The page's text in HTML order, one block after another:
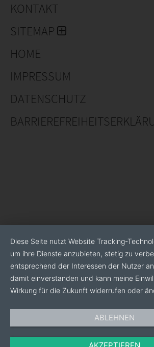
KONTAKT
SITEMAP
HOME
IMPRESSUM
DATENSCHUTZ
Diese Seite nutzt Website Tracking-
um ihre Dienste anzubieten, stetig zu
entsprechend der Interessen der Nutzer
damit einverstanden und kann meine
Wirkung für die Zukunft widerrufen oder
ABLEHNEN